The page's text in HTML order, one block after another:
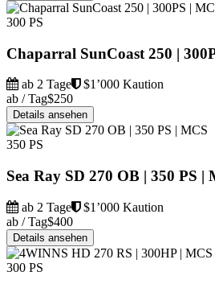
300 PS
Chaparral SunCoast 250 |
ab 2 Tage
$1’000 Kaution
ab / Tag$250
Details ansehen
350 PS
Sea Ray SD 270 OB | 350 PS |
ab 2 Tage
$1’000 Kaution
ab / Tag$400
Details ansehen
300 PS